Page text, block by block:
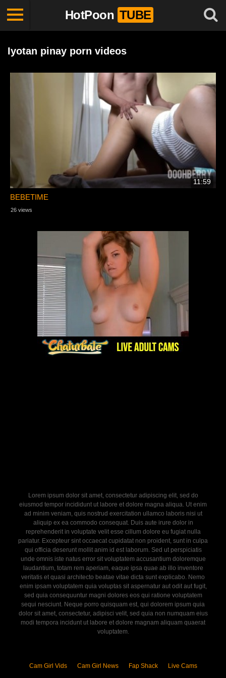
HotPoon TUBE
Iyotan pinay porn videos
11:59
BEBETIME
26 views
Lorem ipsum dolor sit amet, consectetur adipiscing elit, sed do
eiusmod tempor incididunt ut labore et dolore magna aliqua. Ut enim
ad minim veniam, quis nostrud exercitation ullamco laboris nisi ut
aliquip ex ea commodo consequat. Duis aute irure dolor in
reprehenderit in voluptate velit esse cillum dolore eu fugiat nulla
pariatur. Excepteur sint occaecat cupidatat non proident, sunt in culpa
qui officia deserunt mollit anim id est laborum. Sed ut perspiciatis
unde omnis iste natus error sit voluptatem accusantium doloremque
laudantium, totam rem aperiam, eaque ipsa quae ab illo inventore
veritatis et quasi architecto beatae vitae dicta sunt explicabo. Nemo
enim ipsam voluptatem quia voluptas sit aspernatur aut odit aut fugit,
sed quia consequuntur magni dolores eos qui ratione voluptatem
sequi nesciunt. Neque porro quisquam est, qui dolorem ipsum quia
dolor sit amet, consectetur, adipisci velit, sed quia non numquam eius
modi tempora incidunt ut labore et dolore magnam aliquam quaerat
voluptatem.
Cam Girl Vids Cam Girl News Fap Shack Live Cams